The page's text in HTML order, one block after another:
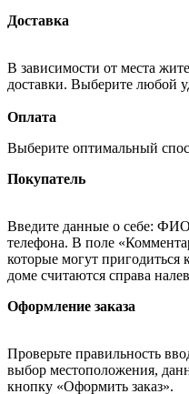
Доставка
В зависимости от места
доставки. Выберите любой
Оплата
Выберите оптимальный
Покупатель
Введите данные о себе:
телефона. В поле
которые могут пригодиться
доме считаются справа
Оформление заказа
Проверьте правильность
выбор местоположения,
кнопку «Оформить заказ».